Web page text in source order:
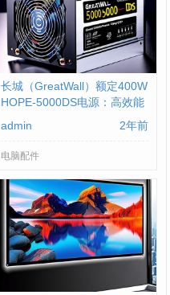
长城（GreatWall）额定400W
HOPE-5000DS电源：高效能
admin 2年前
电脑配件